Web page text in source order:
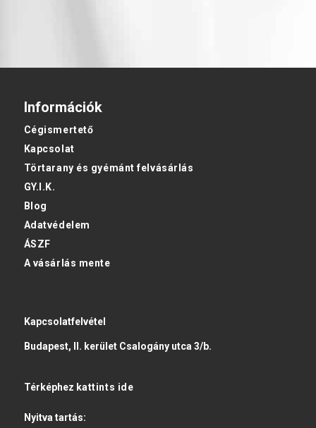
Információk
Cégismertető
Kapcsolat
Törtarany és gyémánt felvásárlás
GY.I.K.
Blog
Adatvédelem
ÁSZF
A vásárlás mente
Kapcsolatfelvétel
Budapest, II. kerület Csalogány utca 3/b.
Térképhez kattints ide
Nyitva tartás: